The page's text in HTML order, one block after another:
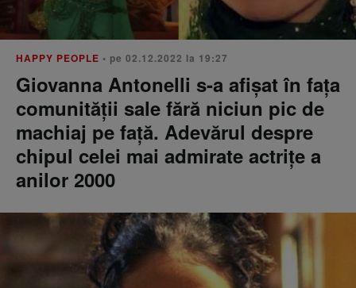
HAPPY PEOPLE • pe 02.12.2022 la 19:27
Giovanna Antonelli s-a afișat în fața
comunității sale fără niciun pic de
machiaj pe față. Adevărul despre
chipul celei mai admirate actrițe a
anilor 2000